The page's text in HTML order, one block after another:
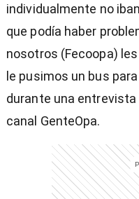
individualmente no
que podía haber
nosotros (Fecoopa)
le pusimos un bus
durante una entrevista
canal GenteOpa.